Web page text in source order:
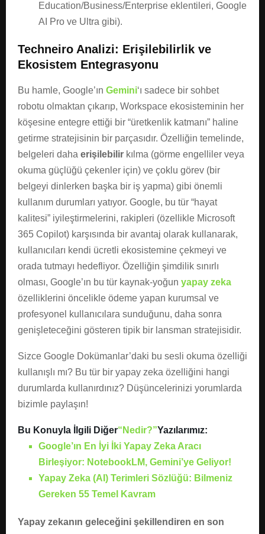
Education/Business/Enterprise eklentileri, Google
AI Pro ve Ultra gibi).
Techneiro Analizi: Erişilebilirlik ve
Ekosistem Entegrasyonu
Bu hamle, Google’ın Gemini‘ı sadece bir sohbet
robotu olmaktan çıkarıp, Workspace ekosisteminin her
köşesine entegre ettiği bir “üretkenlik katmanı” haline
getirme stratejisinin bir parçasıdır. Özelliğin temelinde,
belgeleri daha erişilebilir kılma (görme engelliler veya
okuma güçlüğü çekenler için) ve çoklu görev (bir
belgeyi dinlerken başka bir iş yapma) gibi önemli
kullanım durumları yatıyor. Google, bu tür “hayat
kalitesi” iyileştirmelerini, rakipleri (özellikle Microsoft
365 Copilot) karşısında bir avantaj olarak kullanarak,
kullanıcıları kendi ücretli ekosistemine çekmeyi ve
orada tutmayı hedefliyor. Özelliğin şimdilik sınırlı
olması, Google’ın bu tür kaynak-yoğun yapay zeka
özelliklerini öncelikle ödeme yapan kurumsal ve
profesyonel kullanıcılara sunduğunu, daha sonra
genişleteceğini gösteren tipik bir lansman stratejisidir.
Sizce Google Dokümanlar’daki bu sesli okuma özelliği
kullanışlı mı? Bu tür bir yapay zeka özelliğini hangi
durumlarda kullanırdınız? Düşüncelerinizi yorumlarda
bizimle paylaşın!
Bu Konuyla İlgili Diğer“Nedir?”Yazılarımız:
Google’ın En İyi İki Yapay Zeka Aracı
Birleşiyor: NotebookLM, Gemini’ye Geliyor!
Yapay Zeka (AI) Terimleri Sözlüğü: Bilmeniz
Gereken 55 Temel Kavram
Yapay zekanın geleceğini şekillendiren en son